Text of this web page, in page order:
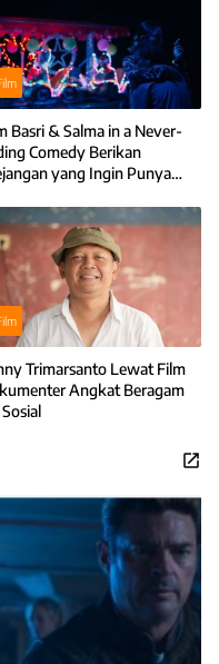
Basri & Salma in a Never-
Comedy Berikan
yang Ingin Punya
Trimarsanto Lewat Film
Angkat Beragam